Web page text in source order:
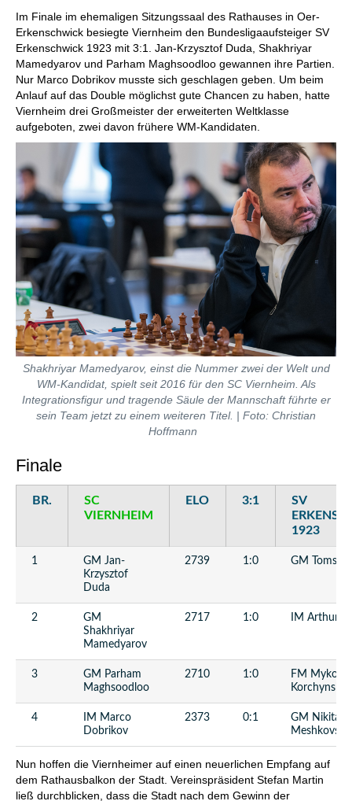
Im Finale im ehemaligen Sitzungssaal des Rathauses in Oer-
Erkenschwick besiegte Viernheim den Bundesligaaufsteiger SV
Erkenschwick 1923 mit 3:1. Jan-Krzysztof Duda, Shakhriyar
Mamedyarov und Parham Maghsoodloo gewannen ihre Partien.
Nur Marco Dobrikov musste sich geschlagen geben. Um beim
Anlauf auf das Double möglichst gute Chancen zu haben, hatte
Viernheim drei Großmeister der erweiterten Weltklasse
aufgeboten, zwei davon frühere WM-Kandidaten.
Shakhriyar Mamedyarov, einst die Nummer zwei der Welt und
WM-Kandidat, spielt seit 2016 für den SC Viernheim. Als
Integrationsfigur und tragende Säule der Mannschaft führte er
sein Team jetzt zu einem weiteren Titel. | Foto: Christian
Hoffmann
Finale
BR.
SC
VIERNHEIM
ELO 3:1
SV
1923
1
GM Jan-
Krzysztof
Duda
2739 1:0 GM Toms
2
GM
Shakhriyar
Mamedyarov
2717 1:0 IM Arthur
3
GM Parham
Maghsoodloo
2710 1:0
FM Mykola
Korchynskyi
4
IM Marco
Dobrikov
2373 0:1
GM Nikita
Meshkovs
Nun hoffen die Viernheimer auf einen neuerlichen Empfang auf
dem Rathausbalkon der Stadt. Vereinspräsident Stefan Martin
ließ durchblicken, dass die Stadt nach dem Gewinn der